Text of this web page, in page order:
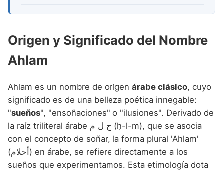
Origen y Significado del Nombre
Ahlam
Ahlam es un nombre de origen árabe clásico, cuyo
significado es de una belleza poética innegable:
"sueños", "ensoñaciones" o "ilusiones". Derivado de
la raíz triliteral árabe ح ل م (ḥ-l-m), que se asocia
con el concepto de soñar, la forma plural 'Ahlam'
(أحلام) en árabe, se refiere directamente a los
sueños que experimentamos. Esta etimología dota